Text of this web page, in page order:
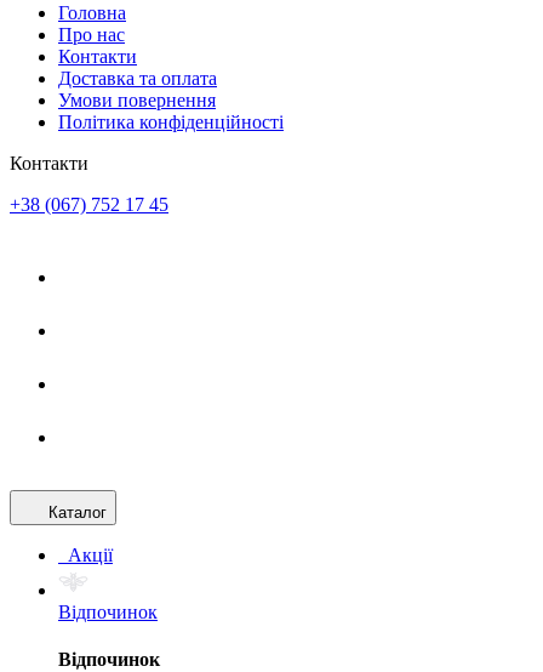
Головна
Про нас
Контакти
Доставка та оплата
Умови повернення
Політика конфіденційності
Контакти
+38 (067) 752 17 45
Каталог
Акції
Відпочинок
Відпочинок